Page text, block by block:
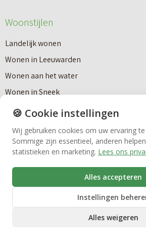
Nieuwbouw
Huren
Bedrijfsmakelaardij
Vastgoedbeheer
VvE beheer
Zorgwoningen
Woonstijlen
Landelijk wonen
Wonen in Leeuwarden
Wonen aan het water
Wonen in Sneek
Hoekstra Exclusief Wonen
Karakteristiek wonen
Wonen in Heerenveen
Van huurhuis naar koophuis
Over Hoekstra
🍪 Cookie instellingen
Wij gebruiken cookies om uw ervaring
Sommige zijn essentieel, anderen
statistieken en marketing. Lees ons
Alles accepteren
Instellingen
Alles weigeren